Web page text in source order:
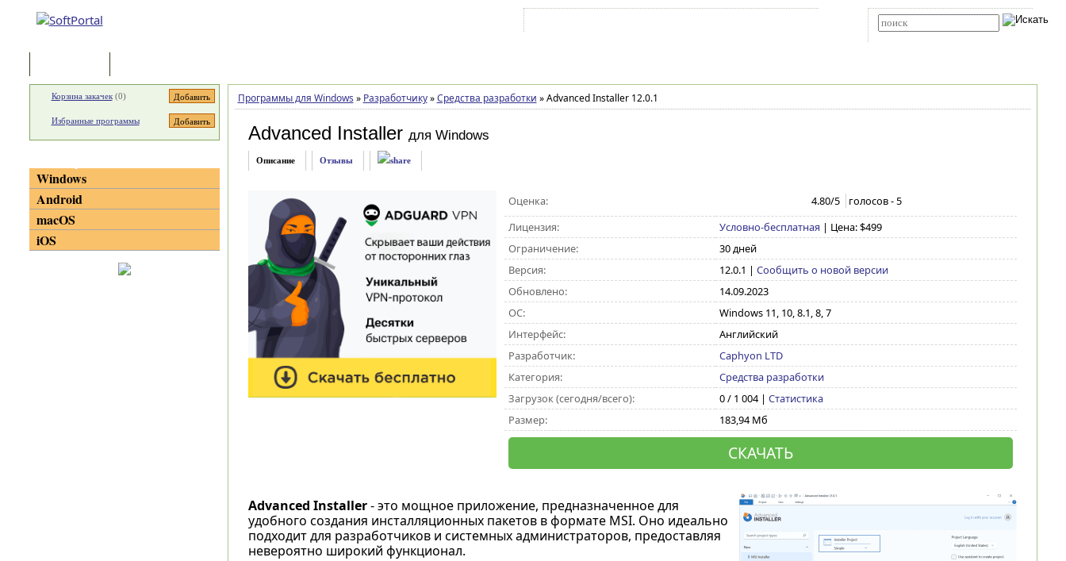
Программы для Windows » Разработчику » Средства разработки »Advanced Installer 12.0.1
Advanced Installer для Windows
Описание Отзывы
Оценка: 4.80/5 голосов -5
Лицензия:
Условно-бесплатная | Цена: $499
Ограничение:
30 дней
Версия:
12.0.1 | Сообщить о новой версии
Обновлено:
14.09.2023
ОС:
Windows 11, 10, 8.1, 8, 7
Интерфейс:
Английский
Разработчик:
Caphyon LTD
Категория:
Средства разработки
Загрузок (сегодня/всего):
0 / 1 004 | Статистика
Размер:
183,94 Мб
СКАЧАТЬ
Advanced Installer- это мощное приложение, предназначенное для
удобного создания инсталляционных пакетов в формате MSI. Оно идеально
подходит для разработчиков и системных администраторов, предоставляя
невероятно широкий функционал.
Корзина закачек(0)
Избранные программы
Windows
Android
macOS
iOS